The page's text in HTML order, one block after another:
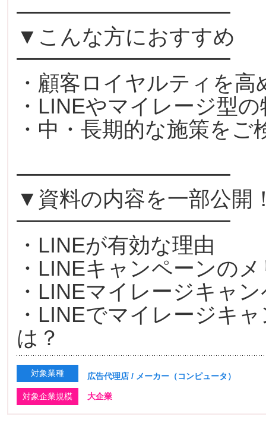
━━━━━━━━━━
▼こんな方におすすめ
━━━━━━━━━━
・顧客ロイヤルティを高
・LINEやマイレージ型
・中・長期的な施策をご
━━━━━━━━━━
▼資料の内容を一部公開
━━━━━━━━━━
・LINEが有効な理由
・LINEキャンペーンの
・LINEマイレージキャ
・LINEでマイレージキ
は？
対象業種 広告代理店 / メーカー（コンピュータ）
対象企業規模 大企業